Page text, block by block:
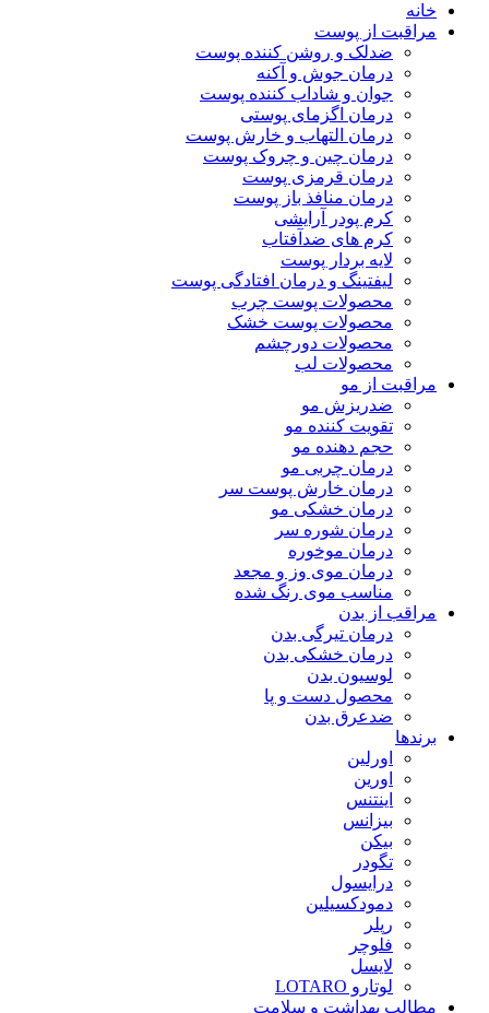
خانه
مراقبت از پوست
ضدلک و روشن کننده پوست
درمان جوش و آکنه
جوان و شاداب کننده پوست
درمان اگزمای پوستی
درمان التهاب و خارش پوست
درمان چین و چروک پوست
درمان قرمزی پوست
درمان منافذ باز پوست
کرم پودر آرایشی
کرم های ضدآفتاب
لایه بردار پوست
لیفتینگ و درمان افتادگی پوست
محصولات پوست چرب
محصولات پوست خشک
محصولات دورچشم
محصولات لب
مراقبت از مو
ضدریزش مو
تقویت کننده مو
حجم دهنده مو
درمان چربی مو
درمان خارش پوست سر
درمان خشکی مو
درمان شوره سر
درمان موخوره
درمان موی وز و مجعد
مناسب موی رنگ شده
مراقب از بدن
درمان تیرگی بدن
درمان خشکی بدن
لوسیون بدن
محصول دست و پا
ضدعرق بدن
برندها
اورلین
اورین
اینتنس
بیزانس
بیکن
تگودر
درایسول
دمودکسیلین
رپلر
فلوچر
لایسل
لوتارو LOTARO
مطالب بهداشت و سلامت